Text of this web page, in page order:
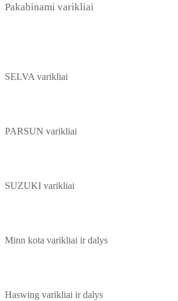
Pakabinami varikliai
SELVA varikliai
PARSUN varikliai
SUZUKI varikliai
Minn kota varikliai ir dalys
Haswing varikliai ir dalys